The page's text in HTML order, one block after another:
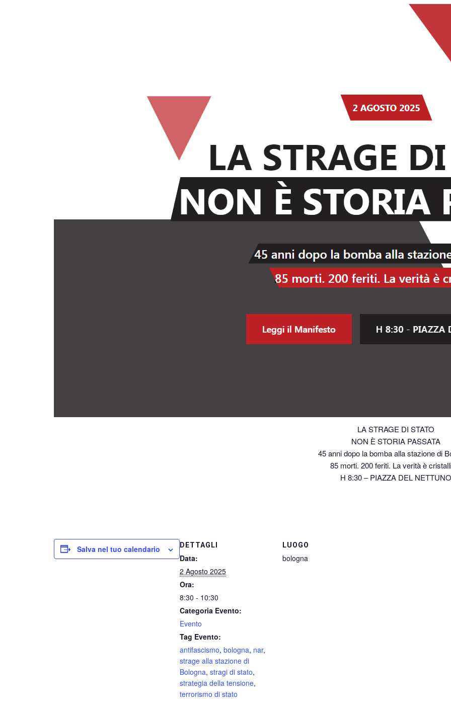
LA STRAGE DI STATO
NON È STORIA PASSATA
45 anni dopo la bomba alla stazione di
85 morti. 200 feriti. La verità è
H 8:30 – PIAZZA DEL NETTUNO
Salva nel tuo calendario DETTAGLI
Data:
2 Agosto 2025
Ora:
8:30 - 10:30
Categoria Evento:
Evento
Tag Evento:
antifascismo, bologna, nar,
strage alla stazione di
Bologna, stragi di stato,
strategia della tensione,
terrorismo di stato
LUOGO
bologna